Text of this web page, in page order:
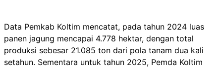
Data Pemkab Koltim mencatat, pada tahun 2024 luas
panen jagung mencapai 4.778 hektar, dengan total
produksi sebesar 21.085 ton dari pola tanam dua kali
setahun. Sementara untuk tahun 2025, Pemda Koltim